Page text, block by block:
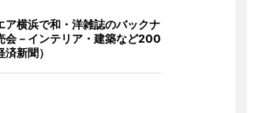
ア横浜で和・洋雑誌のバックナ
会－インテリア・建築など200
新聞）